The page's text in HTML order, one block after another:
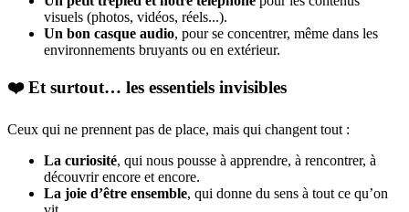
visuels (photos, vidéos, réels...).
Un bon casque audio, pour se concentrer, même dans les
environnements bruyants ou en extérieur.
❤️ Et surtout… les essentiels invisibles
Ceux qui ne prennent pas de place, mais qui changent tout :
La curiosité, qui nous pousse à apprendre, à rencontrer, à
découvrir encore et encore.
La joie d’être ensemble, qui donne du sens à tout ce qu’on